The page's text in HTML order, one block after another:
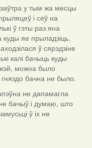
у тым жа месцы
і сеў на
ў гэты раз яна
яе прыладзіць.
ў сярэдзіне
калі бачыць куды
можна было
бачна не было.
не дапамагла
бачыў і думаю, што
ў іх не